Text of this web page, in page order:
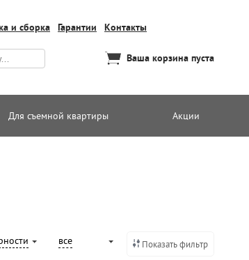
и сборка Гарантии Контакты
Ваша корзина пуста
Для съемной квартиры Акции
все Показать фильтр